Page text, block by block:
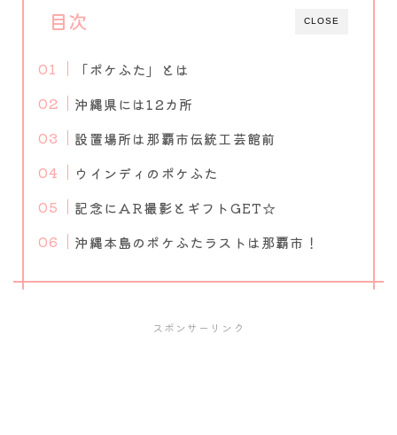
CLOSE
目次
「ポケふた」とは
沖縄県には12カ所
設置場所は那覇市伝統工芸館前
ウインディのポケふた
記念にAR撮影とギフトGET☆
沖縄本島のポケふたラストは那覇市！
スポンサーリンク